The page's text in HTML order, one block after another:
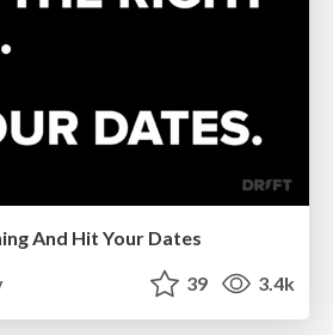
And Hit Your Dates
39 3.4k